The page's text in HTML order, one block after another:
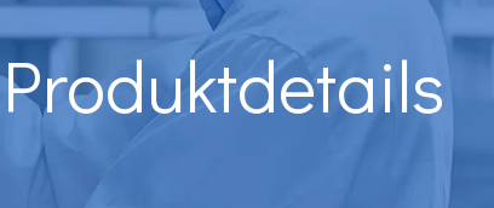
Produktdetails